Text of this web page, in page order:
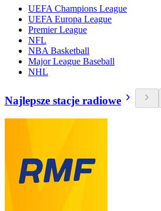
UEFA Champions League
UEFA Europa League
Premier League
NFL
NBA Basketball
Major League Baseball
NHL
Najlepsze stacje radiowe